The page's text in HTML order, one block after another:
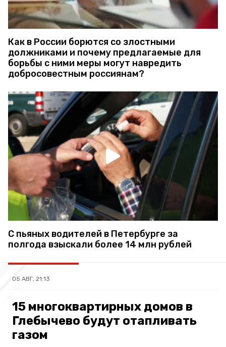
Как в России борются со злостными
должниками и почему предлагаемые для
борьбы с ними меры могут навредить
добросовестным россиянам?
С пьяных водителей в Петербурге за
полгода взыскали более 14 млн рублей
05 АВГ, 21:13
15 многоквартирных домов в
Глебычево будут отапливать
газом